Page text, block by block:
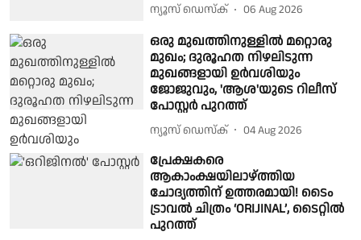
ന്യൂസ് ഡെസ്ക് 06 Aug 2026
ഒരു മുഖത്തിനുള്ളില്‍ മറ്റൊരു
മുഖം; ദുരൂഹത നിഴലിടുന്ന
മുഖങ്ങളായി ഉര്‍വശിയും
ജോജുവും, 'ആശ'യുടെ റിലീസ്
പോസ്റ്റര്‍ പുറത്ത്
ന്യൂസ് ഡെസ്ക് 04 Aug 2026
പ്രേക്ഷകരെ
ആകാംക്ഷയിലാഴ്ത്തിയ
ചോദ്യത്തിന് ഉത്തരമായി! ടൈം
ട്രാവൽ ചിത്രം ‘ORIJINAL’, ടൈറ്റിൽ
പുറത്ത്